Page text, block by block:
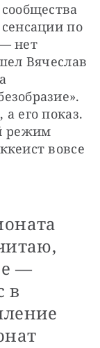
по
нет
Вячеслав
его показ.
режим
вовсе
—
в